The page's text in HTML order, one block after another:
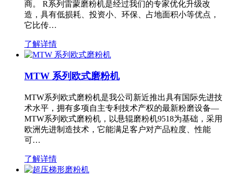
商。 R系列雷蒙磨粉机是经过我们的专家优化升级改
造，具有低损耗、投资小、环保、占地面积小等优点，
它比传…
了解详情
MTW 系列欧式磨粉机
MTW系列欧式磨粉机是我公司新近推出具有国际先进技
术水平，拥有多项自主专利技术产权的最新粉磨设备—
MTW系列欧式磨粉机，以悬辊磨粉机9518为基础，采用
欧洲先进制造技术，它能满足客户对产品粒度、性能
可…
了解详情